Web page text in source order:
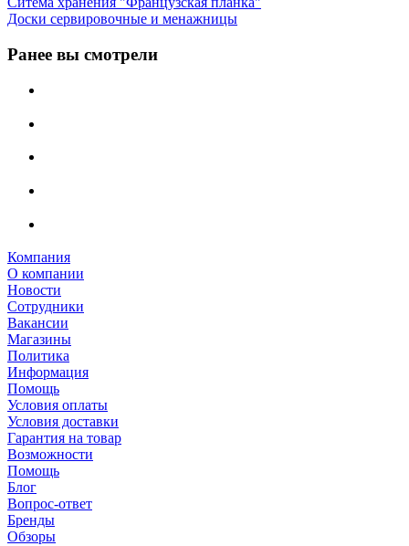
Доски сервировочные и менажницы
Ранее вы смотрели
Компания
О компании
Новости
Сотрудники
Вакансии
Магазины
Политика
Информация
Помощь
Условия оплаты
Условия доставки
Гарантия на товар
Возможности
Помощь
Блог
Вопрос-ответ
Бренды
Обзоры